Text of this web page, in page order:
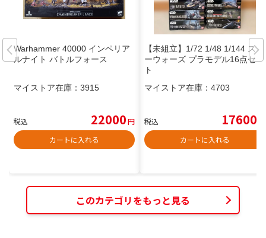
Warhammer 40000 インペリア
ルナイト バトルフォース
マイストア在庫： 3915
税込 22000円
カートに入れる
【未組立】1/72 1/48 1/144 スタ
ーウォーズ プラモデル16点セッ
ト
マイストア在庫： 4703
税込 17600
カートに入れる
このカテゴリをもっと見る